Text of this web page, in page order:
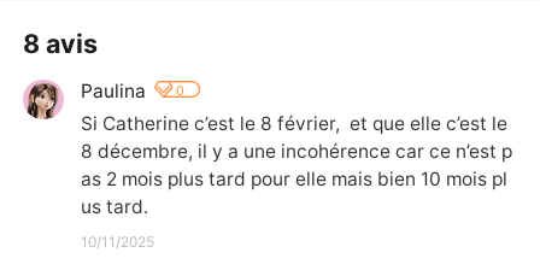
8 avis
Paulina 0
Si Catherine c’est le 8 février,  et que elle c’est le
8 décembre, il y a une incohérence car ce n’est p
as 2 mois plus tard pour elle mais bien 10 mois pl
us tard.
10/11/2025